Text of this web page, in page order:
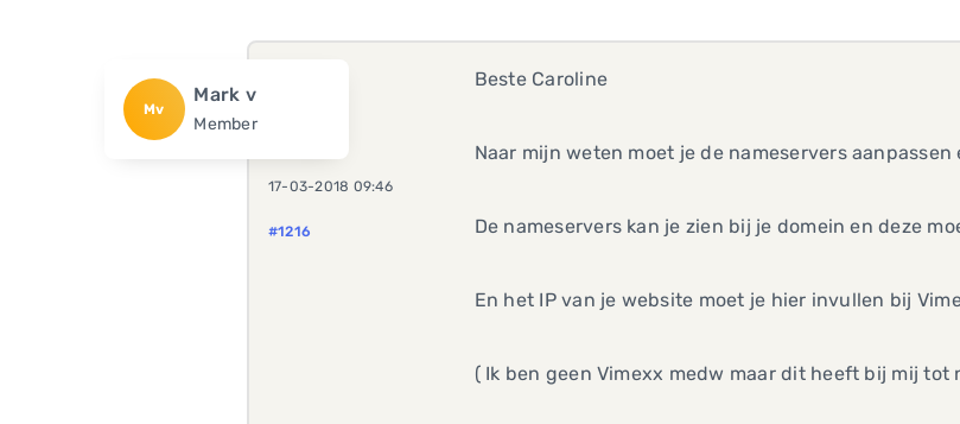
Mv
Mark v
Member
17-03-2018 09:46
#1216
Beste Caroline
Naar mijn weten moet je de nameservers aanpassen
De nameservers kan je zien bij je domein en deze
En het IP van je website moet je hier invullen bij
( Ik ben geen Vimexx medw maar dit heeft bij mij